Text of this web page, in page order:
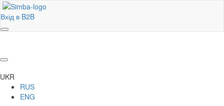
Вхід в B2B
UKR
RUS
ENG